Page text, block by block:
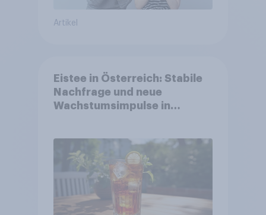
Artikel
Eistee in Österreich: Stabile
Nachfrage und neue
Wachstumsimpulse in